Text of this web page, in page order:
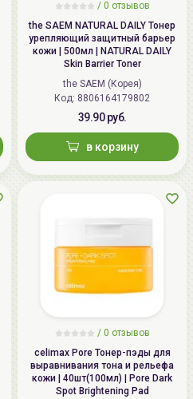
/ 0 отзывов
the SAEM NATURAL DAILY Тонер
урепляющий защитный барьер
кожи | 500мл | NATURAL DAILY
Skin Barrier Toner
the SAEM (Корея)
Код: 8806164179802
39.90 руб.
в корзину
/ 0 отзывов
celimax Pore Тонер-пэды для
выравнивания тона и рельефа
кожи | 40шт(100мл) | Pore Dark
Spot Brightening Pad